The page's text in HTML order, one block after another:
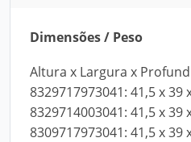
Dimensões / Peso
Altura x Largura x
8329717973041: 41,5 x 39
8329714003041: 41,5 x 39
8309717973041: 41,5 x 39